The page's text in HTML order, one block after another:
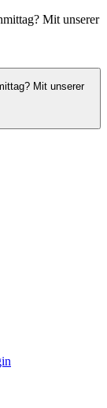
Mit unserer
Mit unserer